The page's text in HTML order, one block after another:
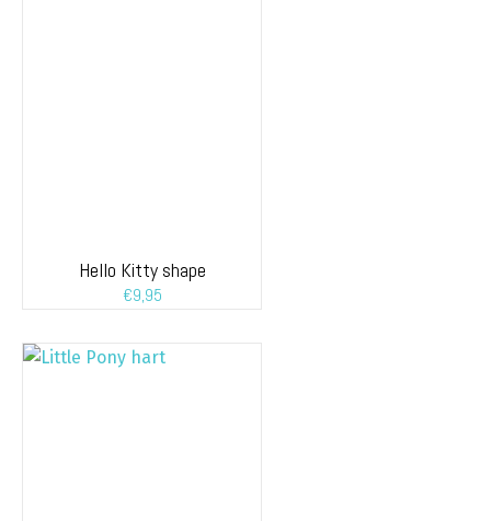
Hello Kitty shape
€9,95